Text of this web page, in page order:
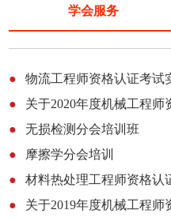
学会服务
●
物流工程师资格认证考试
●
关于2020年度机械工程师
●
无损检测分会培训班
●
摩擦学分会培训
●
材料热处理工程师资格认
●
关于2019年度机械工程师